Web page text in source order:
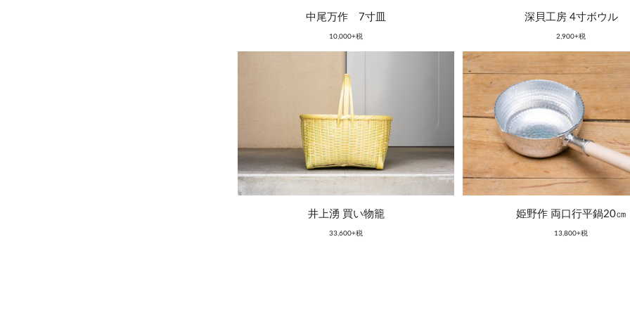
中尾万作 7寸皿
10,000+税
深貝工房 4寸ボウル
2,900+税
井上湧 買い物籠
33,600+税
姫野作 両口行平鍋20㎝
13,800+税